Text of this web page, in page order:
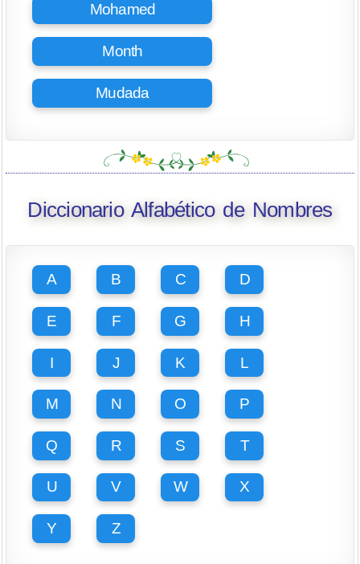
Mohamed
Month
Mudada
Diccionario Alfabético de Nombres
A B C D
E F G H
I J K L
M N O P
Q R S T
U V W X
Y Z